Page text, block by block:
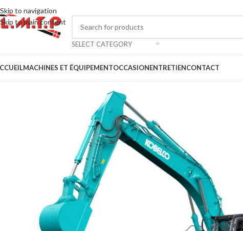
Skip to navigation
Skip to main content
SELECT CATEGORY
MACHINES ET ÉQUIPEMENTOCCASIONENTRETIENCONTACT